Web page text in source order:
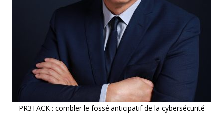
PR3TACK : combler le fossé anticipatif de la cybersécurité